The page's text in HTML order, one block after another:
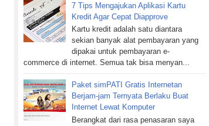
7 Tips Mengajukan Aplikasi Kartu
Kredit Agar Cepat Diapprove
Kartu kredit adalah satu diantara
sekian banyak alat pembayaran yang
dipakai untuk pembayaran e-
commerce di internet. Semua tak bisa menyan...
Paket simPATI Gratis Internetan
Berjam-jam Ternyata Berlaku Buat
Internet Lewat Komputer
Berangkat dari rasa penasaran saya